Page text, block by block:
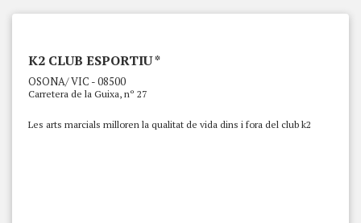
K2 CLUB ESPORTIU *
OSONA/ VIC - 08500
Carretera de la Guixa, nº 27
Les arts marcials milloren la qualitat de vida dins i fora del club k2